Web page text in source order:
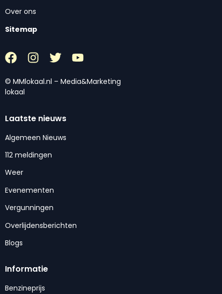
Over ons
Sitemap
© MMlokaal.nl – Media&Marketing
lokaal
Laatste nieuws
Algemeen Nieuws
112 meldingen
Weer
Evenementen
Vergunningen
Overlijdensberichten
Blogs
Informatie
Benzineprijs